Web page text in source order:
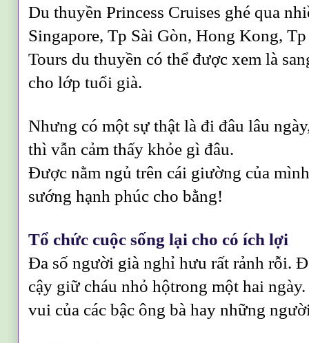
Du thuyền Princess Cruises ghé qua
Singapore, Tp Sài Gòn, Hong Kong,
Tours du thuyền có thể được xem là
cho lớp tuổi già.
Nhưng có một sự thật là đi đâu lâu
thì vẫn cảm thấy khỏe gì đâu.
Được nằm ngủ trên cái giường của
sướng hạnh phúc cho bằng!
Tổ chức cuộc sống lại cho có ích lợi
Đa số người già nghỉ hưu rất rảnh rỗi.
cậy giữ cháu nhỏ hộtrong một hai
vui của các bậc ông bà hay những